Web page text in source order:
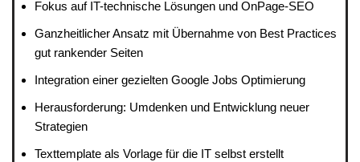
Fokus auf IT-technische Lösungen und OnPage-SEO
Ganzheitlicher Ansatz mit Übernahme von Best Practices
gut rankender Seiten
Integration einer gezielten Google Jobs Optimierung
Herausforderung: Umdenken und Entwicklung neuer
Strategien
Texttemplate als Vorlage für die IT selbst erstellt